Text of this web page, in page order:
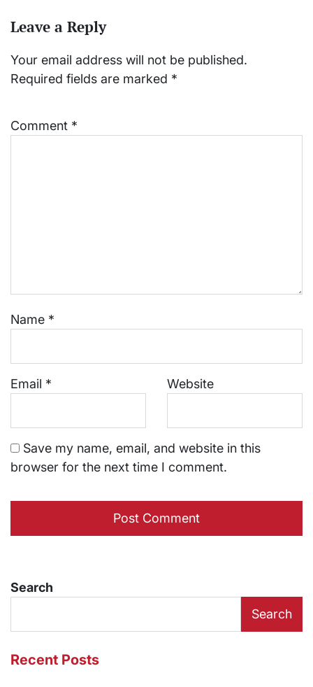
Leave a Reply
Your email address will not be published.
Required fields are marked *
Comment *
Name *
Email * Website
Save my name, email, and website in this
browser for the next time I comment.
Search
Search
Recent Posts